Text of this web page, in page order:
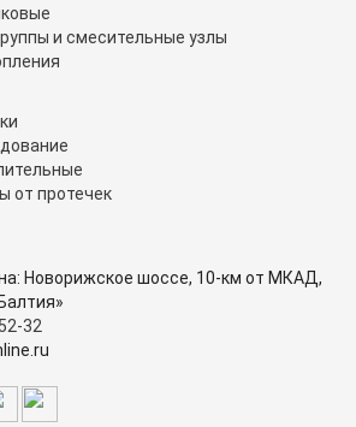
и смесительные узлы
от протечек
Новорижское шоссе, 10-км от МКАД,
32